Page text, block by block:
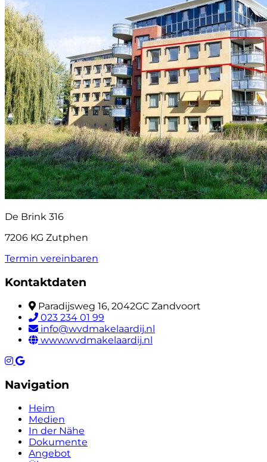
De Brink 316
7206 KG Zutphen
Termin vereinbaren
Kontaktdaten
Paradijsweg 16, 2042GC Zandvoort
023 234 01 99
info@wvdmakelaardij.nl
www.wvdmakelaardij.nl
Navigation
Heim
Medien
In der Nähe
Dokumente
Angebot